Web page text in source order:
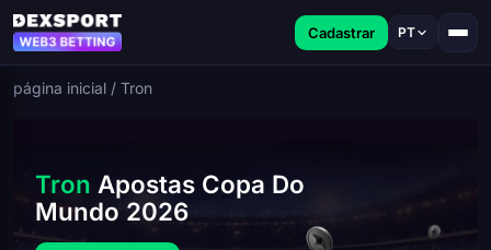
Cadastrar PT
página inicial / Tron
Tron Apostas Copa Do
Mundo 2026